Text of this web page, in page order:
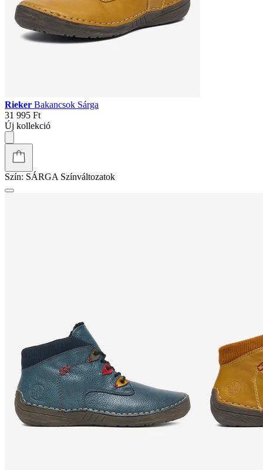
Rieker Bakancsok Sárga
31 995 Ft
Új kollekció
Szín: SÁRGA Színváltozatok